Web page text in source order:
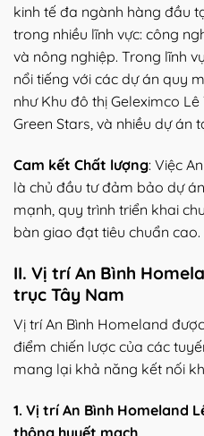
kinh tế đa ngành hàng đầu
trong nhiều lĩnh vực: công
và nông nghiệp. Trong lĩnh
nổi tiếng với các dự án quy
như Khu đô thị Geleximco Lê
Green Stars, và nhiều dự án
Cam kết Chất lượng: Việc
là chủ đầu tư đảm bảo dự
mạnh, quy trình triển khai
bàn giao đạt tiêu chuẩn cao.
II. Vị trí An Bình
trục Tây Nam
Vị trí An Bình Homeland
điểm chiến lược của các
mang lại khả năng kết nối
1. Vị trí An Bình Homeland